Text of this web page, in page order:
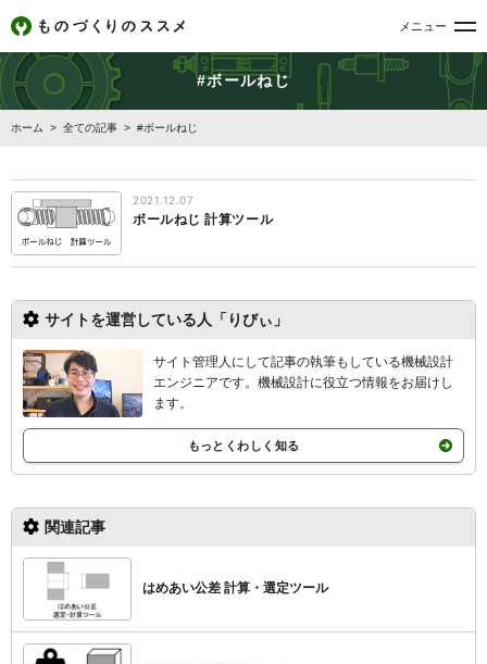
メニュー
#ボールねじ
ホーム > 全ての記事 > #ボールねじ
2021.12.07
ボールねじ 計算ツール
関連記事
はめあい公差 計算・選定ツール
サイトを運営している人「りびぃ」
サイト管理人にして記事の執筆もしている機械設計
エンジニアです。機械設計に役立つ情報をお届けし
ます。
もっとくわしく知る